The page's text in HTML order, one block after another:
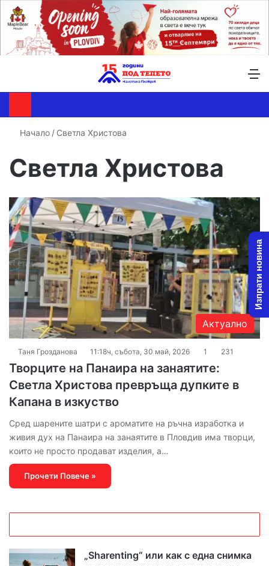
Начало / Светла Христова
Светла Христова
Актуално
Таня Грозданова 11:18ч, събота, 30 май, 2026 1 231
Творците на Панаира на занаятите:
Светла Христова превръща дупките в
Капана в изкуство
Сред шарените шатри с ароматите на ръчна изработка и
живия дух на Панаира на занаятите в Пловдив има творци,
които не просто продават изделия, а…
Прочети Повече »
„Sharenting“ или как с една снимка
Изпрати новина